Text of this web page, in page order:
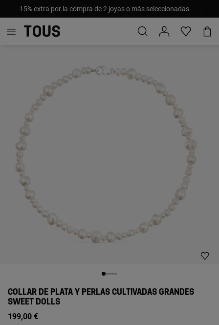
-15% extra por la compra de 2 joyas o más seleccionadas
COLLAR DE PLATA Y PERLAS CULTIVADAS GRANDES
SWEET DOLLS
199,00 €